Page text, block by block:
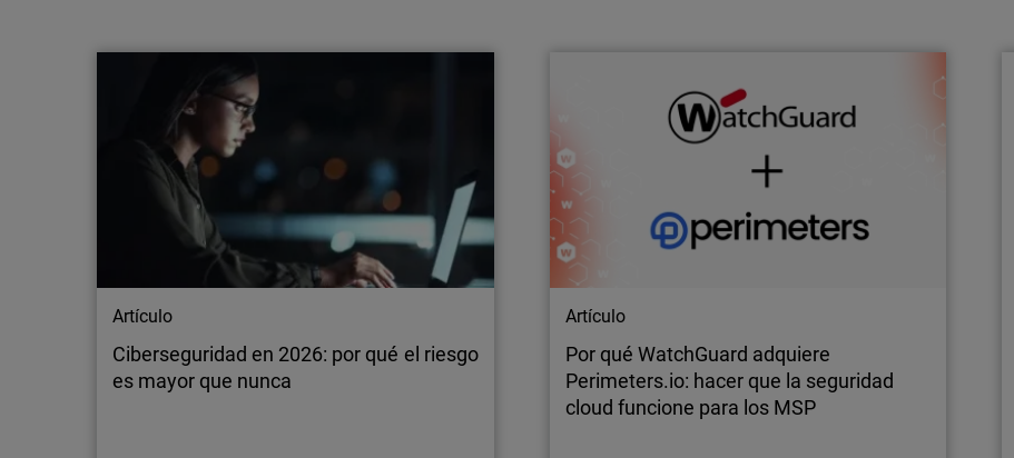
El último informe de WatchGuard revela cómo
los MSP están evolucionando hasta
convertirse en partners estratégicos de
ciberseguridad, centrados en la IA, la
resiliencia y los resultados medibles.
Un informe de WatchGuard revela que aunque
la mayoría de las empresas considera que
cuenta con equipos adecuadamente
dimensionados, la complejidad, la velocidad y
la escala de las amenazas actuales,
especialmente las impulsadas por IA, han
superado lo que los equipos internos pueden
gestionar de…
Artículo
Ciberseguridad en 2026: por qué el riesgo
es mayor que nunca
Artículo
Por qué WatchGuard adquiere
Perimeters.io: hacer que la seguridad
cloud funcione para los MSP